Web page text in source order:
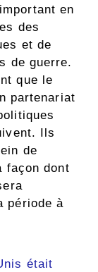
en
des
et de
de guerre.
que le
partenariat
Ils
de
façon dont
période à
était